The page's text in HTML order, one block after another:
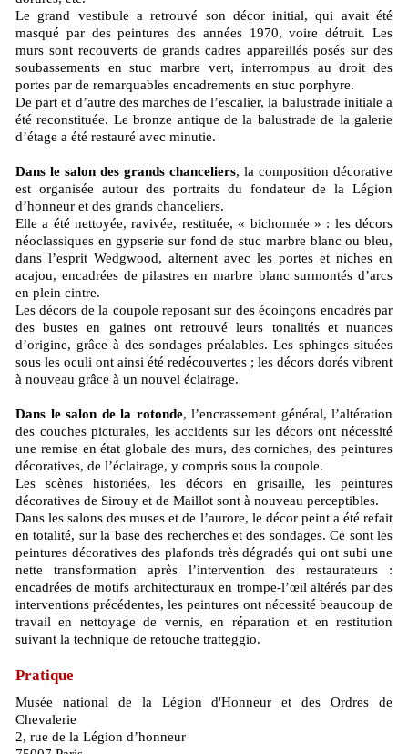
Le grand vestibule a retrouvé son décor initial, qui avait été
masqué par des peintures des années 1970, voire détruit. Les
murs sont recouverts de grands cadres appareillés posés sur des
soubassements en stuc marbre vert, interrompus au droit des
portes par de remarquables encadrements en stuc porphyre.
De part et d’autre des marches de l’escalier, la balustrade initiale a
été reconstituée. Le bronze antique de la balustrade de la galerie
d’étage a été restauré avec minutie.
Dans le salon des grands chanceliers, la composition décorative
est organisée autour des portraits du fondateur de la Légion
d’honneur et des grands chanceliers.
Elle a été nettoyée, ravivée, restituée, « bichonnée » : les décors
néoclassiques en gypserie sur fond de stuc marbre blanc ou bleu,
dans l’esprit Wedgwood, alternent avec les portes et niches en
acajou, encadrées de pilastres en marbre blanc surmontés d’arcs
en plein cintre.
Les décors de la coupole reposant sur des écoinçons encadrés par
des bustes en gaines ont retrouvé leurs tonalités et nuances
d’origine, grâce à des sondages préalables. Les sphinges situées
sous les oculi ont ainsi été redécouvertes ; les décors dorés vibrent
à nouveau grâce à un nouvel éclairage.
Dans le salon de la rotonde, l’encrassement général, l’altération
des couches picturales, les accidents sur les décors ont nécessité
une remise en état globale des murs, des corniches, des peintures
décoratives, de l’éclairage, y compris sous la coupole.
Les scènes historiées, les décors en grisaille, les peintures
décoratives de Sirouy et de Maillot sont à nouveau perceptibles.
Dans les salons des muses et de l’aurore, le décor peint a été refait
en totalité, sur la base des recherches et des sondages. Ce sont les
peintures décoratives des plafonds très dégradés qui ont subi une
nette transformation après l’intervention des restaurateurs :
encadrées de motifs architecturaux en trompe-l’œil altérés par des
interventions précédentes, les peintures ont nécessité beaucoup de
travail en nettoyage de vernis, en réparation et en restitution
suivant la technique de retouche tratteggio.
Pratique
Musée national de la Légion d'Honneur et des Ordres de
Chevalerie
2, rue de la Légion d’honneur